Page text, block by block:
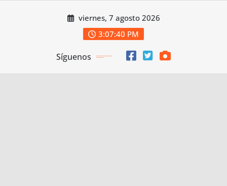
viernes, 7 agosto 2026
3:07:41 PM
Síguenos